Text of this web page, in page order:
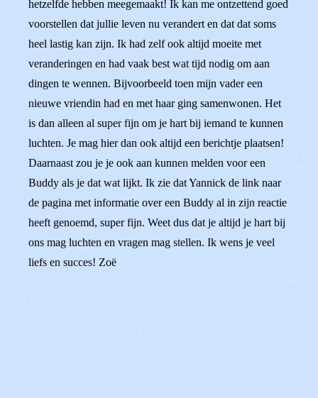
hetzelfde hebben meegemaakt! Ik kan me ontzettend goed
voorstellen dat jullie leven nu verandert en dat dat soms
heel lastig kan zijn. Ik had zelf ook altijd moeite met
veranderingen en had vaak best wat tijd nodig om aan
dingen te wennen. Bijvoorbeeld toen mijn vader een
nieuwe vriendin had en met haar ging samenwonen. Het
is dan alleen al super fijn om je hart bij iemand te kunnen
luchten. Je mag hier dan ook altijd een berichtje plaatsen!
Daarnaast zou je je ook aan kunnen melden voor een
Buddy als je dat wat lijkt. Ik zie dat Yannick de link naar
de pagina met informatie over een Buddy al in zijn reactie
heeft genoemd, super fijn. Weet dus dat je altijd je hart bij
ons mag luchten en vragen mag stellen. Ik wens je veel
liefs en succes! Zoë